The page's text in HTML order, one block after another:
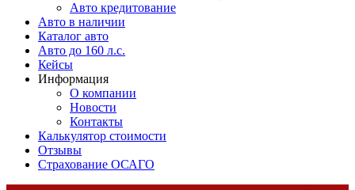
Авто кредитование
Авто в наличии
Каталог авто
Авто до 160 л.с.
Кейсы
Информация
О компании
Новости
Контакты
Калькулятор стоимости
Отзывы
Страхование ОСАГО